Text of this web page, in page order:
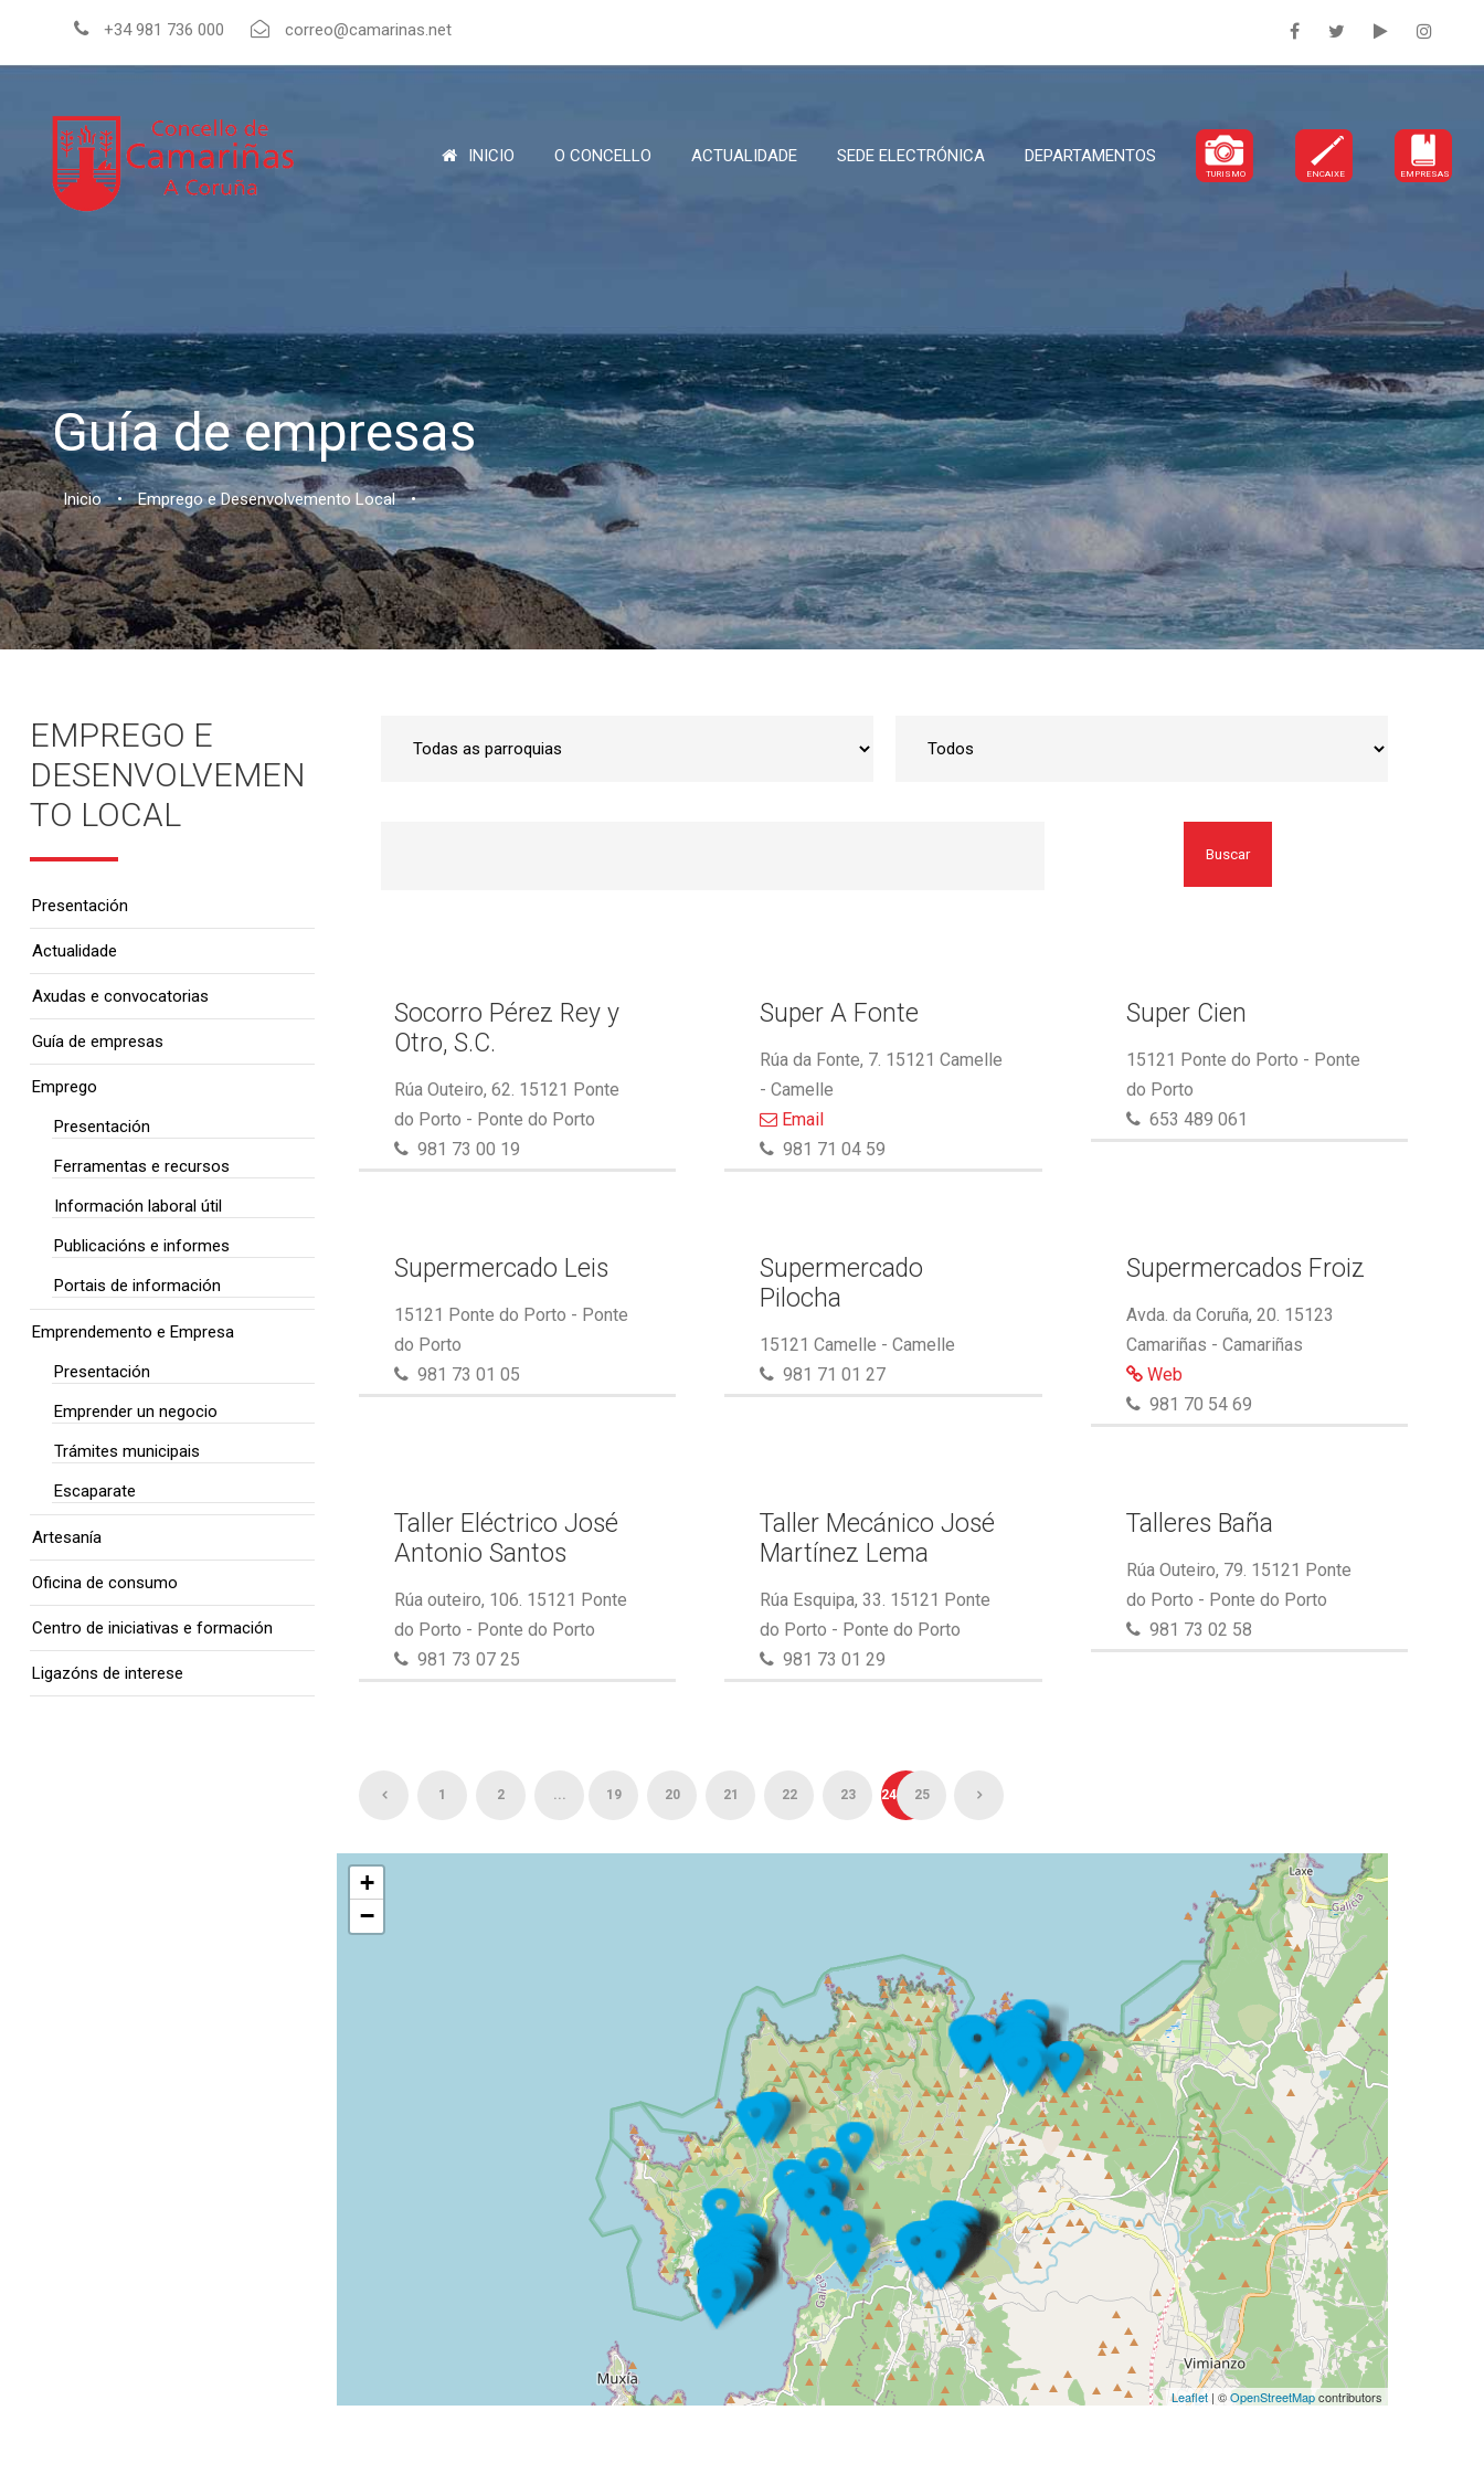
+34 981 736 000 correo@camarinas.net
INICIO O CONCELLO ACTUALIDADE SEDE ELECTRÓNICA DEPARTAMENTOS
TURISMO ENCAIXE EMPRESAS
Guía de empresas
Inicio • Emprego e Desenvolvemento Local •
Buscar
Socorro Pérez Rey y
Otro, S.C.
Rúa Outeiro, 62. 15121 Ponte
do Porto - Ponte do Porto
981 73 00 19
Super A Fonte
Rúa da Fonte, 7. 15121 Camelle
- Camelle
Email
981 71 04 59
Super Cien
15121 Ponte do Porto - Ponte
do Porto
653 489 061
Supermercado Leis
15121 Ponte do Porto - Ponte
do Porto
981 73 01 05
Supermercado
Pilocha
15121 Camelle - Camelle
981 71 01 27
Supermercados Froiz
Avda. da Coruña, 20. 15123
Camariñas - Camariñas
Web
981 70 54 69
Taller Eléctrico José
Antonio Santos
Rúa outeiro, 106. 15121 Ponte
do Porto - Ponte do Porto
981 73 07 25
Taller Mecánico José
Martínez Lema
Rúa Esquipa, 33. 15121 Ponte
do Porto - Ponte do Porto
981 73 01 29
Talleres Baña
Rúa Outeiro, 79. 15121 Ponte
do Porto - Ponte do Porto
981 73 02 58
1 2 ... 19 20 21 22 23 24 25
+
−
Leaflet | ©OpenStreetMapcontributors
EMPREGO E
DESENVOLVEMEN
TO LOCAL
Presentación
Actualidade
Axudas e convocatorias
Guía de empresas
Emprego
Presentación
Ferramentas e recursos
Información laboral útil
Publicacións e informes
Portais de información
Emprendemento e Empresa
Presentación
Emprender un negocio
Trámites municipais
Escaparate
Artesanía
Oficina de consumo
Centro de iniciativas e formación
Ligazóns de interese